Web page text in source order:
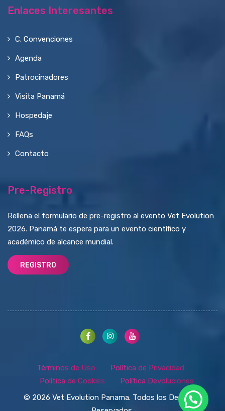
Enlaces Interesantes
C. Convenciones
Agenda
Patrocinadores
Visita Panamá
Hospedaje
FAQs
Contacto
Pre-Registro
Rellena el formulario de pre-registro al evento Vet Evolution
2026. Panamá te espera para un evento científico y
académico de alcance mundial.
REGISTRO
Términos de Uso
Política de Privacidad
Política de Cookies
Política Devoluciones
© 2026 Vet Evolution Panama. Todos los Derechos